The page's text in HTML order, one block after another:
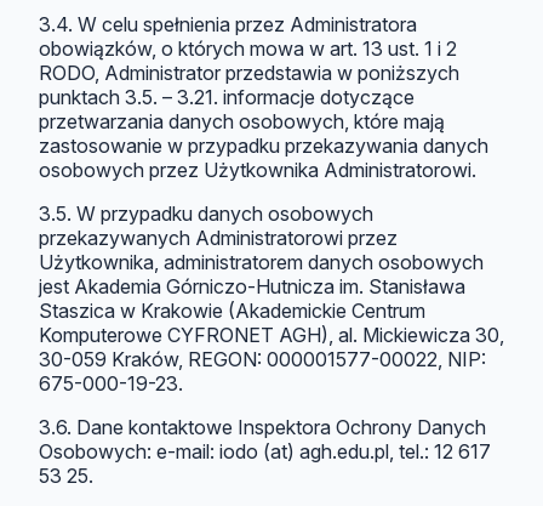
3.4. W celu spełnienia przez Administratora
obowiązków, o których mowa w art. 13 ust. 1 i 2
RODO, Administrator przedstawia w poniższych
punktach 3.5. – 3.21. informacje dotyczące
przetwarzania danych osobowych, które mają
zastosowanie w przypadku przekazywania danych
osobowych przez Użytkownika Administratorowi.
3.5. W przypadku danych osobowych
przekazywanych Administratorowi przez
Użytkownika, administratorem danych osobowych
jest Akademia Górniczo-Hutnicza im. Stanisława
Staszica w Krakowie (Akademickie Centrum
Komputerowe CYFRONET AGH), al. Mickiewicza 30,
30-059 Kraków, REGON: 000001577-00022, NIP:
675-000-19-23.
3.6. Dane kontaktowe Inspektora Ochrony Danych
Osobowych: e-mail: iodo (at) agh.edu.pl, tel.: 12 617
53 25.